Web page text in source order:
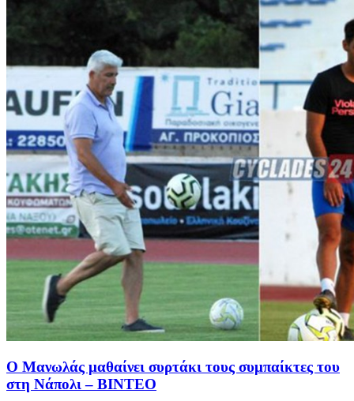
Ο Μανωλάς μαθαίνει συρτάκι τους συμπαίκτες του
στη Νάπολι – ΒΙΝΤΕΟ